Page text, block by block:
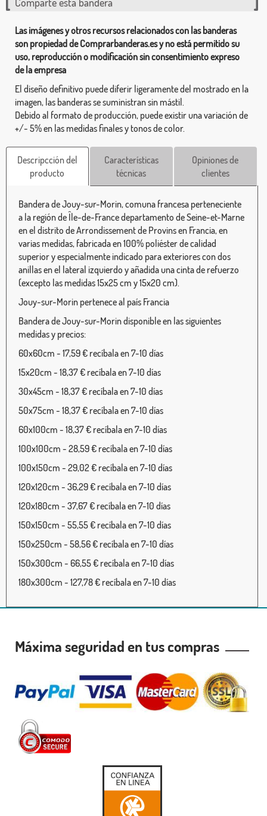
Las imágenes y otros recursos relacionados con las banderas
son propiedad de Comprarbanderas.es y no está permitido su
uso, reproducción o modificación sin consentimiento expreso
de la empresa
El diseño definitivo puede diferir ligeramente del mostrado en la
imagen, las banderas se suministran sin mástil.
Debido al formato de producción, puede existir una variación de
+/- 5% en las medidas finales y tonos de color.
Descripcción del
producto
Características
técnicas
Opiniones de
clientes
Bandera de Jouy-sur-Morin, comuna francesa perteneciente
a la región de Île-de-France departamento de Seine-et-Marne
en el distrito de Arrondissement de Provins en Francia, en
varias medidas, fabricada en 100% poliéster de calidad
superior y especialmente indicado para exteriores con dos
anillas en el lateral izquierdo y añadida una cinta de refuerzo
(excepto las medidas 15x25 cm y 15x20 cm).
Jouy-sur-Morin pertenece al país Francia
Bandera de Jouy-sur-Morin disponible en las siguientes
medidas y precios:
60x60cm - 17,59 € recíbala en 7-10 días
15x20cm - 18,37 € recíbala en 7-10 días
30x45cm - 18,37 € recíbala en 7-10 días
50x75cm - 18,37 € recíbala en 7-10 días
60x100cm - 18,37 € recíbala en 7-10 días
100x100cm - 28,59 € recíbala en 7-10 días
100x150cm - 29,02 € recíbala en 7-10 días
120x120cm - 36,29 € recíbala en 7-10 días
120x180cm - 37,67 € recíbala en 7-10 días
150x150cm - 55,55 € recíbala en 7-10 días
150x250cm - 58,56 € recíbala en 7-10 días
150x300cm - 66,55 € recíbala en 7-10 días
180x300cm - 127,78 € recíbala en 7-10 días
Máxima seguridad en tus compras